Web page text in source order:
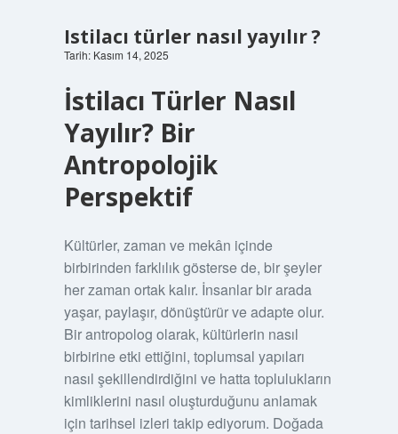
Istilacı türler nasıl yayılır ?
Tarih: Kasım 14, 2025
İstilacı Türler Nasıl
Yayılır? Bir
Antropolojik
Perspektif
Kültürler, zaman ve mekân içinde
birbirinden farklılık gösterse de, bir şeyler
her zaman ortak kalır. İnsanlar bir arada
yaşar, paylaşır, dönüştürür ve adapte olur.
Bir antropolog olarak, kültürlerin nasıl
birbirine etki ettiğini, toplumsal yapıları
nasıl şekillendirdiğini ve hatta toplulukların
kimliklerini nasıl oluşturduğunu anlamak
için tarihsel izleri takip ediyorum. Doğada